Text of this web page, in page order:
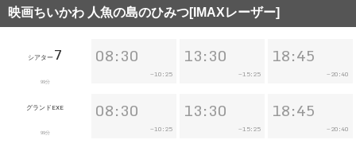
映画ちいかわ 人魚の島のひみつ[IMAXレーザー]
シアター 7
99分
08:30
~10:25
13:30
~15:25
18:45
~ 20:40
グランドEXE
99分
08:30
~10:25
13:30
~15:25
18:45
~ 20:40